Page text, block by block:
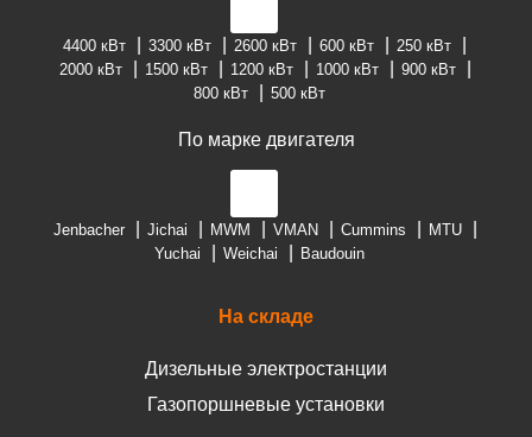
4400 кВт 3300 кВт 2600 кВт 600 кВт
250 кВт
2000 кВт
1500 кВт 1200 кВт 1000 кВт
900 кВт
800 кВт
500 кВт
По марке двигателя
Jenbacher Jichai MWM VMAN Cummins
MTU
Yuchai
Weichai Baudouin
На складе
Дизельные электростанции
Газопоршневые установки